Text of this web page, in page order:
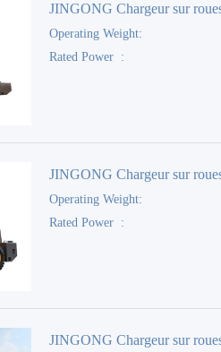
JINGONG Chargeur sur
Operating Weight:
Rated Power :
JINGONG Chargeur sur
Operating Weight:
Rated Power :
JINGONG Chargeur sur